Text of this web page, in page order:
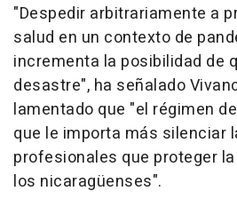
"Despedir arbitrariamente a
salud en un contexto de
incrementa la posibilidad de
desastre", ha señalado
lamentado que "el régimen
que le importa más silenciar
profesionales que proteger
los nicaragüenses".